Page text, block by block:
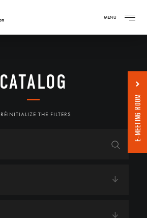
MENU
CATALOG
RÉINITIALIZE THE FILTERS E-MEETING ROOM